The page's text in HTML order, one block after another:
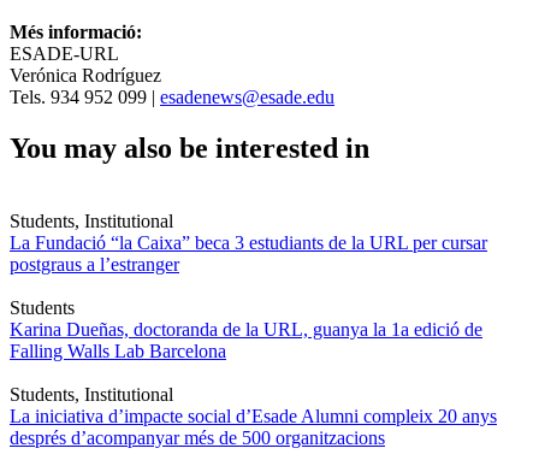
Més informació:
ESADE-URL
Verónica Rodríguez
Tels. 934 952 099 | esadenews@esade.edu
You may also be interested in
Students, Institutional
La Fundació “la Caixa” beca 3 estudiants de la URL per cursar
postgraus a l’estranger
Students
Karina Dueñas, doctoranda de la URL, guanya la 1a edició de
Falling Walls Lab Barcelona
Students, Institutional
La iniciativa d’impacte social d’Esade Alumni compleix 20 anys
després d’acompanyar més de 500 organitzacions